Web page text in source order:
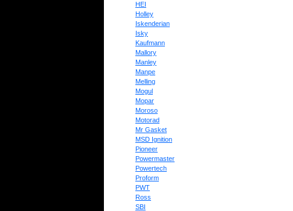
HEI
Holley
Iskenderian
Isky
Kaufmann
Mallory
Manley
Manpe
Melling
Mogul
Mopar
Moroso
Motorad
Mr Gasket
MSD Ignition
Pioneer
Powermaster
Powertech
Proform
PWT
Ross
SBI